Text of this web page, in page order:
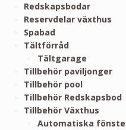
Redskapsbodar
Reservdelar växthus
Spabad
Tältförråd
Tältgarage
Tillbehör paviljonger
Tillbehör pool
Tillbehör Redskapsbod
Tillbehör Växthus
Automatiska